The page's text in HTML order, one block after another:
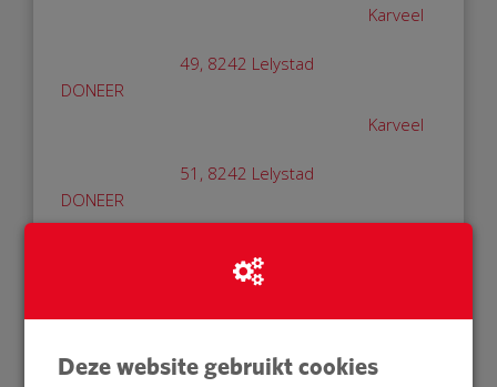
Karveel
49, 8242 Lelystad
DONEER
Karveel
51, 8242 Lelystad
DONEER
BuurtAED voor
59, 8242 Lelystad
Deze website gebruikt cookies